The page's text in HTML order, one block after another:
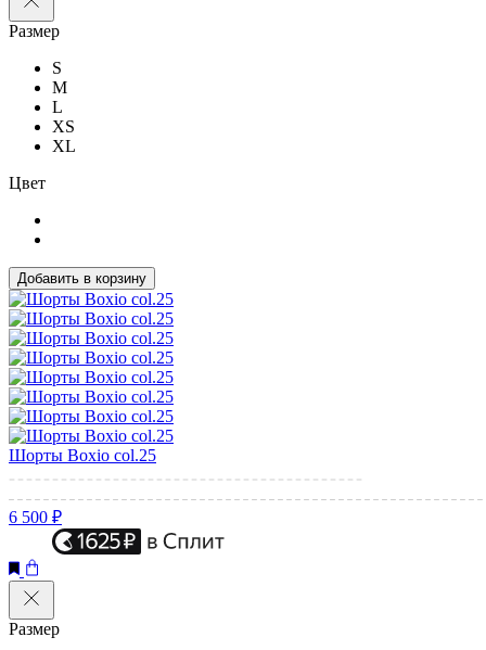
Размер
S
M
L
XS
XL
Цвет
Добавить в корзину
Шорты Boxio col.25
6 500 ₽
Размер